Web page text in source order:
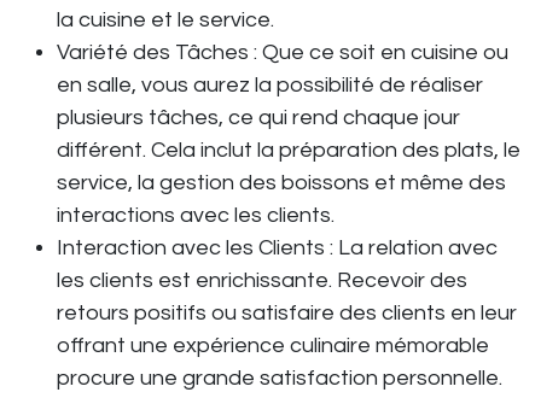
la cuisine et le service.
Variété des Tâches : Que ce soit en cuisine ou
en salle, vous aurez la possibilité de réaliser
plusieurs tâches, ce qui rend chaque jour
différent. Cela inclut la préparation des plats, le
service, la gestion des boissons et même des
interactions avec les clients.
Interaction avec les Clients : La relation avec
les clients est enrichissante. Recevoir des
retours positifs ou satisfaire des clients en leur
offrant une expérience culinaire mémorable
procure une grande satisfaction personnelle.